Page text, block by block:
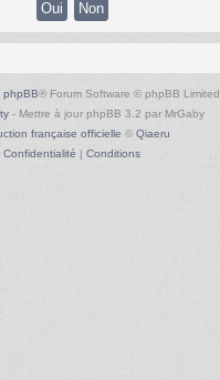
phpBB® Forum Software © phpBB Limited
- Mettre à jour phpBB 3.2 par MrGaby
française officielle ©Qiaeru
Confidentialité | Conditions